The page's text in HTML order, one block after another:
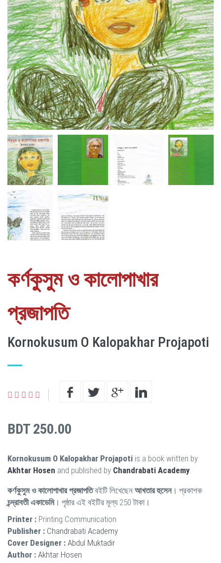
কর্ণকুসুম ও কালোপাখার
প্রজাপতি
Kornokusum O Kalopakhar Projapoti
BDT 250.00
Kornokusum O Kalopakhar Projapoti is a book written by
Akhtar Hosen and published by Chandrabati Academy
কর্ণকুসুম ও কালোপাখার প্রজাপতিবইটি লিখেছেন আখতার হুসেন। প্রকাশক
চন্দ্রাবতী একাডেমি। পৃষ্ঠার এই বইটির মূল্য 250 টাকা।
Printer : Printing Communication
Publisher : Chandrabati Academy
Cover Designer : Abdul Muktadir
Author : Akhtar Hosen